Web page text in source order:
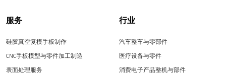
服务
硅胶真空复模手板制作
CNC手板模型与零件加工制造
表面处理服务
行业
汽车整车与零部件
医疗设备与零件
消费电子产品整机与部件